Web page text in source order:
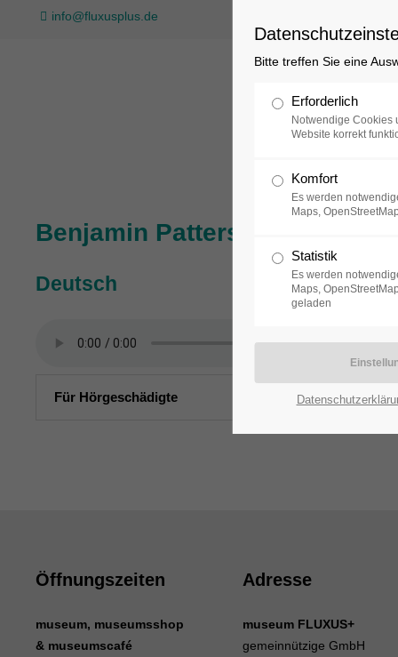
info@fluxusplus.de
Sammlung
Benjamin Patterson, Blame it
Deutsch
Für Hörgeschädigte
Öffnungszeiten
museum, museumsshop
& museumscafé
Adresse
museum FLUXUS+
gemeinnützige GmbH
Bitte treffen Sie eine
Erforderlich
Notwendige Cookies
Website korrekt
Komfort
Es werden
Maps,
Statistik
Es werden
Maps,
geladen